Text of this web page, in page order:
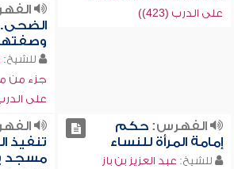
على الدرب (423))
للشيخ:
جزء من
على الدرب
الفهرس:حكم
إمامة المرأة للنساء
للشيخ: عبد العزيز بن باز
تنفيذ
مسجد